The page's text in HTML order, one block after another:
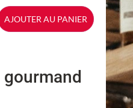
AJOUTER AU PANIER